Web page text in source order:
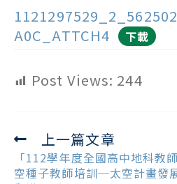
A0C_ATTCH4
下載
Post Views: 244
Read
more
articles
上一篇文章
「112學年度全國高中地科教
空種子教師培訓─太空計畫發